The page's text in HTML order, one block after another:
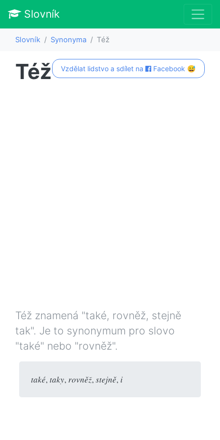
Slovník
Slovník Synonyma Též
Vzdělat lidstvo a sdílet na Facebook 😅
Též
Též znamená "také, rovněž, stejně
tak". Je to synonymum pro slovo
"také" nebo "rovněž".
také,taky, rovněž,stejně, i